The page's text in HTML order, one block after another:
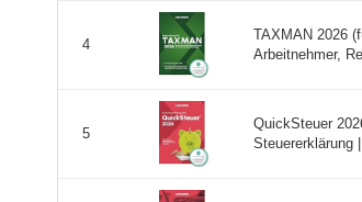
4
TAXMAN 2026
Arbeitnehmer,
5
QuickSteuer
Steuererklärung